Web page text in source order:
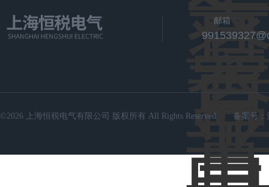
邮箱
©2026 上海恒税电气有限公司 版权所有 All Rights Reserved. 备案号：